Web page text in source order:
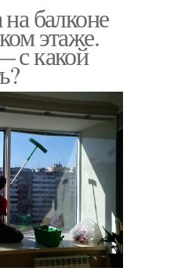
балконе
этаже.
с какой